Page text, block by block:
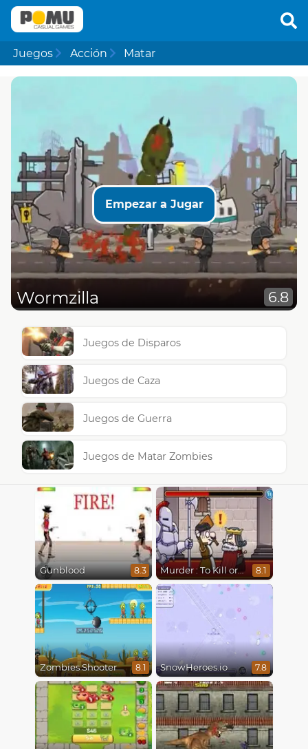
Juegos Acción Matar
Empezar a Jugar
Wormzilla 6.8
Juegos de Disparos
Juegos de Caza
Juegos de Guerra
Juegos de Matar Zombies
Gunblood 8.3 Murder : To Kill or Not to Kill 8.1
Zombies Shooter 8.1 SnowHeroes.io 7.8